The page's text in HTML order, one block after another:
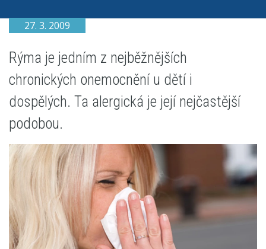
27. 3. 2009
Rýma je jedním z nejběžnějších
chronických onemocnění u dětí i
dospělých. Ta alergická je její nejčastější
podobou.